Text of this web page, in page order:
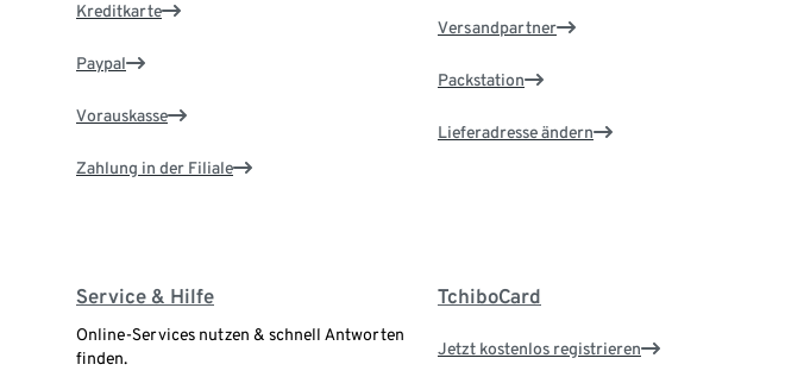
Kreditkarte
Paypal
Vorauskasse
Zahlung in der Filiale
Versandpartner
Packstation
Lieferadresse ändern
Service & Hilfe
Online-Services nutzen & schnell Antworten
finden.
TchiboCard
Jetzt kostenlos registrieren